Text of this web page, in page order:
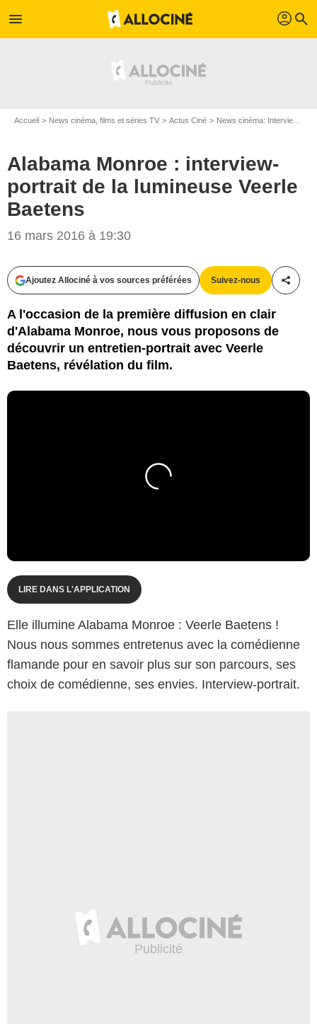
menu profil search
Accueil News cinéma, films et séries TV Actus Ciné News cinéma: Interviews
Alabama Monroe : interview-
portrait de la lumineuse Veerle
Baetens
16 mars 2016 à 19:30
Ajoutez Allociné à vos sources préférées Suivez-nous
A l'occasion de la première diffusion en clair
d'Alabama Monroe, nous vous proposons de
découvrir un entretien-portrait avec Veerle
Baetens, révélation du film.
LIRE DANS L'APPLICATION
Elle illumine Alabama Monroe : Veerle Baetens !
Nous nous sommes entretenus avec la comédienne
flamande pour en savoir plus sur son parcours, ses
choix de comédienne, ses envies. Interview-portrait.